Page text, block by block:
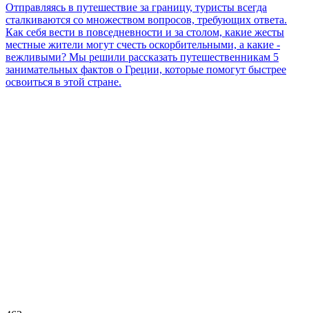
Отправляясь в путешествие за границу, туристы всегда
сталкиваются со множеством вопросов, требующих ответа.
Как себя вести в повседневности и за столом, какие жесты
местные жители могут счесть оскорбительными, а какие -
вежливыми? Мы решили рассказать путешественникам 5
занимательных фактов о Греции, которые помогут быстрее
освоиться в этой стране.